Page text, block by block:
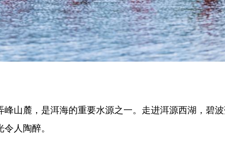
麓，是洱海的重要水源之一。走进洱源西湖，碧波
人陶醉。